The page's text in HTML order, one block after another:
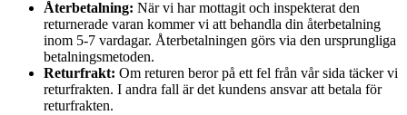
Återbetalning: När vi har mottagit och inspekterat den
returnerade varan kommer vi att behandla din återbetalning
inom 5-7 vardagar. Återbetalningen görs via den ursprungliga
betalningsmetoden.
Returfrakt: Om returen beror på ett fel från vår sida täcker vi
returfrakten. I andra fall är det kundens ansvar att betala för
returfrakten.